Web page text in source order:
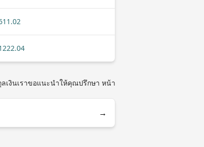
ลเงินเราขอแนะนำให้คุณปรึกษา หน้า
→